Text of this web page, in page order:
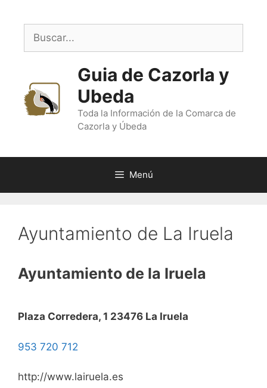
contenido
Buscar:
Guia de Cazorla y
Ubeda
Toda la Información de la Comarca de
Cazorla y Úbeda
Menú
Ayuntamiento de La Iruela
Ayuntamiento de la Iruela
Plaza Corredera, 1 23476 La Iruela
953 720 712
http://www.lairuela.es